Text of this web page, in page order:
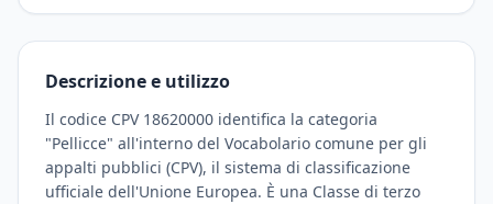
Descrizione e utilizzo
Il codice CPV 18620000 identifica la categoria
"Pellicce" all'interno del Vocabolario comune per gli
appalti pubblici (CPV), il sistema di classificazione
ufficiale dell'Unione Europea. È una Classe di terzo